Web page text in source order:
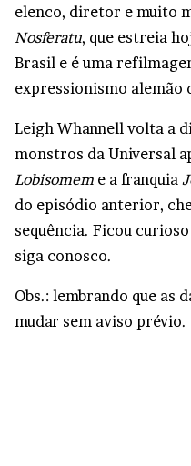
elenco, diretor e muito
Nosferatu, que estreia
Brasil e é uma
expressionismo alemão
Leigh Whannell volta a
monstros da Universal
Lobisomem e a franquia
do episódio anterior,
sequência. Ficou
siga conosco.
Obs.: lembrando que as
mudar sem aviso prévio.